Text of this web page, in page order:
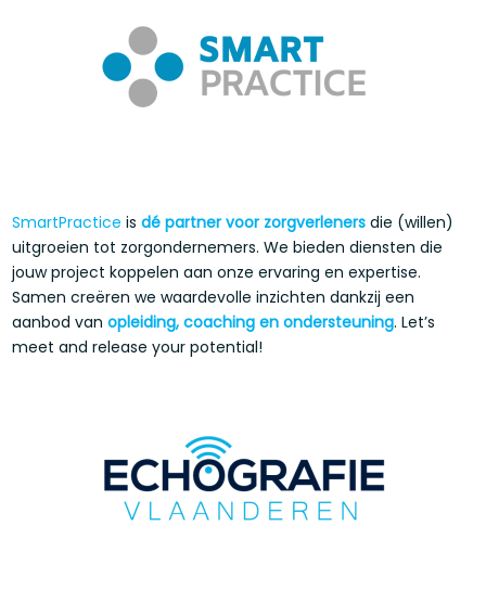
SmartPractice isdé partner voor zorgverleners die (willen)
uitgroeien tot zorgondernemers. We bieden diensten die
jouw project koppelen aan onze ervaring en expertise.
Samen creëren we waardevolle inzichten dankzij een
aanbod vanopleiding, coaching en ondersteuning. Let’s
meet and release your potential!